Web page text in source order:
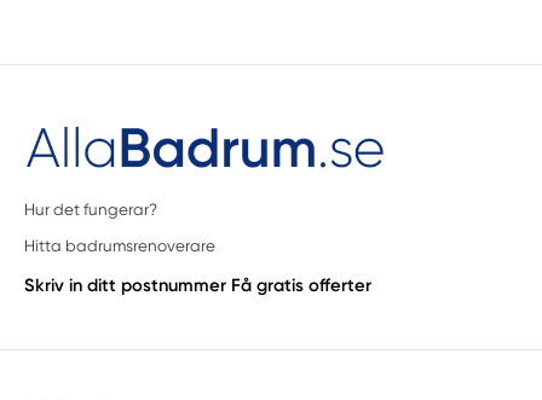
Hur det fungerar?
Hitta badrumsrenoverare
Skriv in ditt postnummer Få gratis offerter